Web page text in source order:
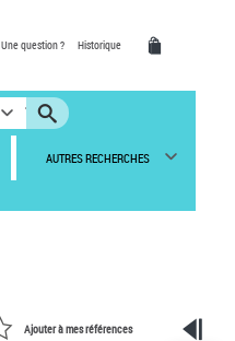
Une question ? Historique
AUTRES RECHERCHES
Ajouter à mes références